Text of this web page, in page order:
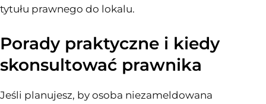
tytułu prawnego do lokalu.
Porady praktyczne i kiedy
skonsultować prawnika
Jeśli planujesz, by osoba niezameldowana